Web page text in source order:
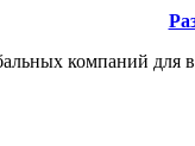
компаний для